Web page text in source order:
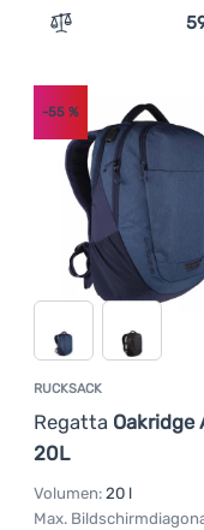
Zum Vergleich
RUCKSACK
Regatta Oakridge
20L
-55 %
Volumen: 20 l
Max.